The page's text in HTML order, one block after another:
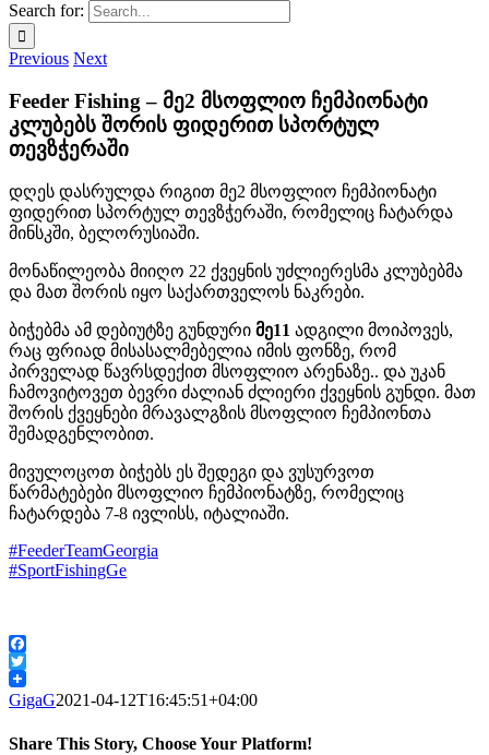
Search for:
Previous Next
Feeder Fishing – მე2 მსოფლიო ჩემპიონატი
კლუბებს შორის ფიდერით სპორტულ
თევზჭერაში
დღეს დასრულდა რიგით მე2 მსოფლიო ჩემპიონატი
ფიდერით სპორტულ თევზჭერაში, რომელიც ჩატარდა
მინსკში, ბელორუსიაში.
მონაწილეობა მიიღო 22 ქვეყნის უძლიერესმა კლუბებმა
და მათ შორის იყო საქართველოს ნაკრები.
ბიჭებმა ამ დებიუტზე გუნდური მე11 ადგილი მოიპოვეს,
რაც ფრიად მისასალმებელია იმის ფონზე, რომ
პირველად წავრსდექით მსოფლიო არენაზე.. და უკან
ჩამოვიტოვეთ ბევრი ძალიან ძლიერი ქვეყნის გუნდი. მათ
შორის ქვეყნები მრავალგზის მსოფლიო ჩემპიონთა
შემადგენლობით.
მივულოცოთ ბიჭებს ეს შედეგი და ვუსურვოთ
წარმატებები მსოფლიო ჩემპიონატზე, რომელიც
ჩატარდება 7-8 ივლისს, იტალიაში.
#FeederTeamGeorgia
#SportFishingGe
Facebook
Twitter
GigaG2021-04-12T16:45:51+04:00
Share This Story, Choose Your Platform!